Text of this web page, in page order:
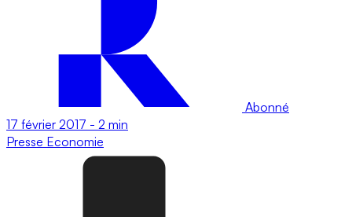
Abonné
17 février 2017 - 2 min
Presse Economie